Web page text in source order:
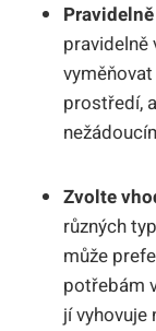
pravidelně
prostředí,
Zvolte
různých
může
potřebám
jí vyhovuje